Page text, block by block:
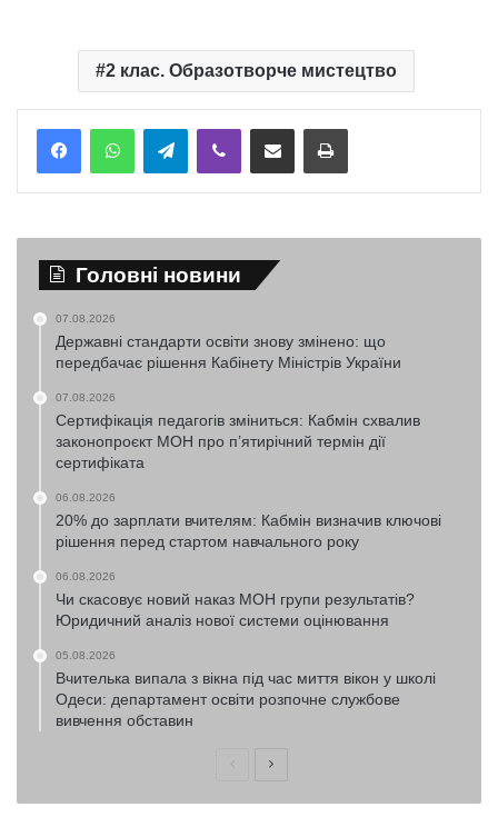
2 клас. Образотворче мистецтво
TelegramViber Надіслати електронною поштоюНадрукувати
Головні новини
07.08.2026
Державні стандарти освіти знову змінено: що
передбачає рішення Кабінету Міністрів України
07.08.2026
Сертифікація педагогів зміниться: Кабмін схвалив
законопроєкт МОН про п’ятирічний термін дії
сертифіката
06.08.2026
20% до зарплати вчителям: Кабмін визначив ключові
рішення перед стартом навчального року
06.08.2026
Чи скасовує новий наказ МОН групи результатів?
Юридичний аналіз нової системи оцінювання
05.08.2026
Вчителька випала з вікна під час миття вікон у школі
Одеси: департамент освіти розпочне службове
вивчення обставин
ПопередняНаступна